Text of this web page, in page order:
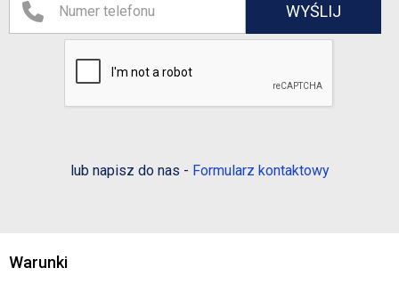
lub napisz do nas - Formularz kontaktowy
Warunki